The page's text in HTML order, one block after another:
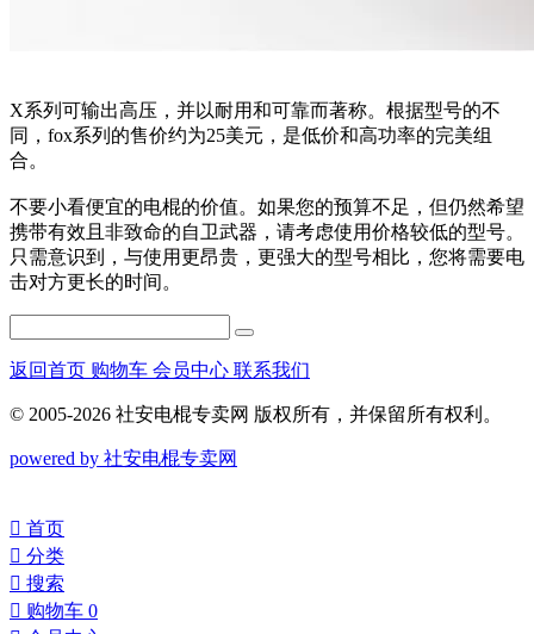
X系列可输出高压，并以耐用和可靠而著称。根据型号的不
同，fox系列的售价约为25美元，是低价和高功率的完美组
合。
不要小看便宜的电棍的价值。如果您的预算不足，但仍然希望
携带有效且非致命的自卫武器，请考虑使用价格较低的型号。
只需意识到，与使用更昂贵，更强大的型号相比，您将需要电
击对方更长的时间。
返回首页 购物车 会员中心 联系我们
© 2005-2026 社安电棍专卖网 版权所有，并保留所有权利。
powered by 社安电棍专卖网
󰀁 首页
󰀂 分类
󰀃 搜索
󰀄 购物车 0